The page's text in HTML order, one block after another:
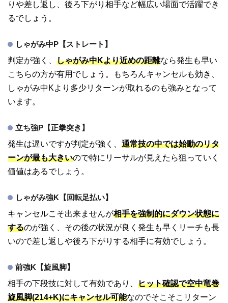
りや差し返し、後ろ下がり相手など幅広い場面で活躍でき
るでしょう。
しゃがみ中P【ストレート】
判定が強く、 しゃがみ中Kより近めの距離なら発生も早い
こちらの方が有用でしょう。もちろんキャンセルも効き、
しゃがみ中Kより多少リターンが取れるのも強みとなって
います。
立ち強P【正拳突き】
発生は遅いですが判定が強く、 通常技の中では始動のリタ
ーンが最も大きいので特にリーサルが見えたら狙っていく
価値はあるでしょう。
しゃがみ強K【回転足払い】
キャンセルこそ出来ませんが相手を強制的にダウン状態に
するのが強く、その後の状況が良く発生も早くリーチも長
いので差し返しや後ろ下がりする相手に有効でしょう。
前強K【旋風脚】
相手の下段技に対して有効であり、 ヒット確認で空中竜巻
旋風脚(214+K)にキャンセル可能なのでそこそこリターン